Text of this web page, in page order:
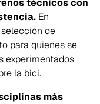
técnicos con
En
de
para quienes se
experimentados
la bici.
más